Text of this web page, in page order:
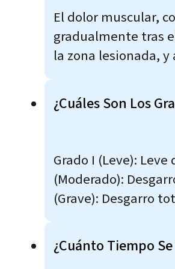
El dolor muscular,
gradualmente tras
la zona lesionada,
¿Cuáles Son Los
Grado I (Leve):
(Moderado):
(Grave): Desgarro
¿Cuánto Tiempo